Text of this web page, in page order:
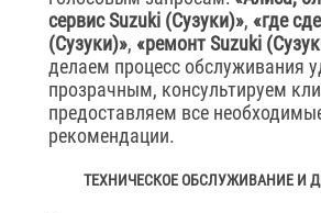
сервис Suzuki (Сузуки)», «где
(Сузуки)», «ремонт Suzuki
делаем процесс обслуживания
прозрачным, консультируем
предоставляем все
рекомендации.
ТЕХНИЧЕСКОЕ ОБСЛУЖИВАНИЕ И